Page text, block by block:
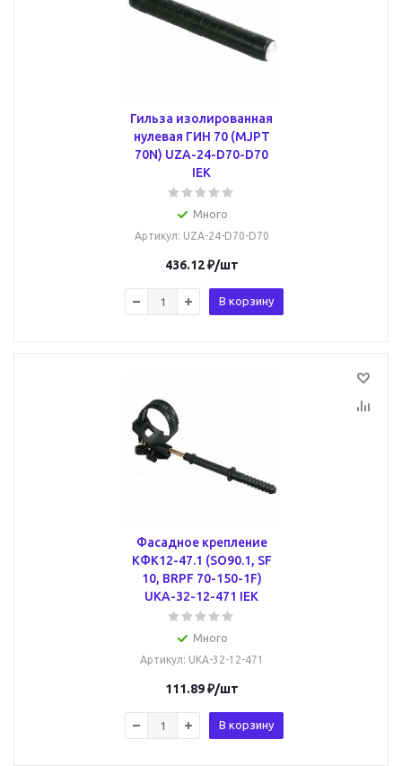
Гильза изолированная
нулевая ГИН 70 (MJPT
70N) UZA-24-D70-D70
IEK
Много
Артикул: UZA-24-D70-D70
436.12₽/шт
В корзину
Фасадное крепление
КФК12-47.1 (SO90.1, SF
10, BRPF 70-150-1F)
UKA-32-12-471 IEK
Много
Артикул: UKA-32-12-471
111.89₽/шт
В корзину